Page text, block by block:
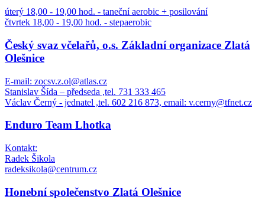
úterý 18,00 - 19,00 hod. - taneční aerobic + posilování
čtvrtek 18,00 - 19,00 hod. - stepaerobic
Český svaz včelařů, o.s. Základní organizace Zlatá
Olešnice
E-mail: zocsv.z.ol@atlas.cz
Stanislav Šída – předseda ,tel. 731 333 465
Václav Černý - jednatel ,tel. 602 216 873, email: v.cerny@tfnet.cz
Enduro Team Lhotka
Kontakt:
Radek Šikola
radeksikola@centrum.cz
Honební společenstvo Zlatá Olešnice